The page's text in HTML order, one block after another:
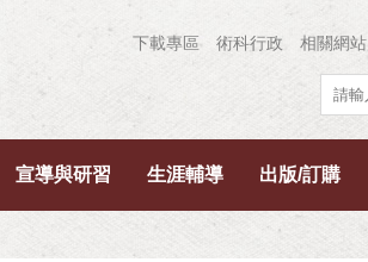
下載專區 術科行政 相關網站
宣導與研習 生涯輔導 出版/訂購